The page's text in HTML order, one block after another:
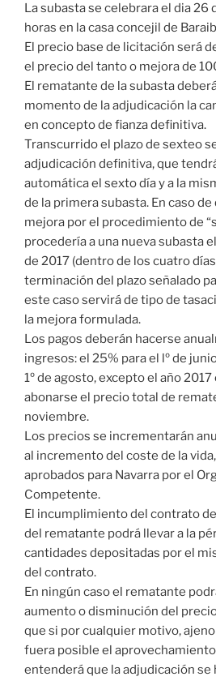
La subasta se celebrara el dia 26
horas en la casa concejil de
El precio base de licitación será
el precio del tanto o mejora de
El rematante de la subasta
momento de la adjudicación la
en concepto de fianza definitiva.
Transcurrido el plazo de sexteo
adjudicación definitiva, que
automática el sexto día y a la
de la primera subasta. En caso
mejora por el procedimiento de
procedería a una nueva subasta
de 2017 (dentro de los cuatro
terminación del plazo señalado
este caso servirá de tipo de
la mejora formulada.
Los pagos deberán hacerse
ingresos: el 25% para el lº de
1º de agosto, excepto el año
abonarse el precio total de
noviembre.
Los precios se incrementarán
al incremento del coste de la
aprobados para Navarra por el
Competente.
El incumplimiento del contrato
del rematante podrá llevar a la
cantidades depositadas por el
del contrato.
En ningún caso el rematante
aumento o disminución del
que si por cualquier motivo,
fuera posible el aprovechamiento
entenderá que la adjudicación se